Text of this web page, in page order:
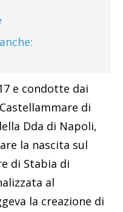
e condotte dai
di
Dda di Napoli,
la nascita sul
di Stabia di
al
la creazione di